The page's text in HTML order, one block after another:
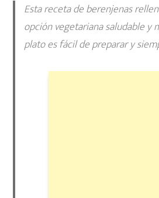
Esta receta deberenjenas
opción vegetariana saludable y
plato es fácil de preparar y